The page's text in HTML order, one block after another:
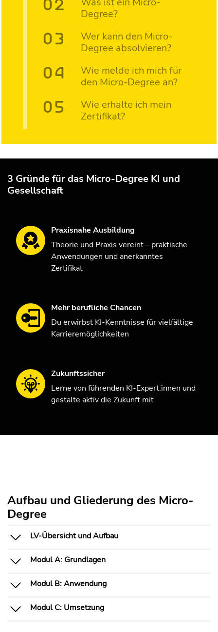
Degree?
Wer kann den Micro-
Degree absolvieren?
Wie melde ich mich für
den Micro-Degree an?
Wie erhalte ich mein
Zertifikat?
3 Gründe für das Micro-Degree KI und
Gesellschaft
Praxisnahe Ausbildung
Theorie und Praxis vereint – praktische
Anwendungen und anerkanntes
Zertifikat
Mehr berufliche Chancen
Du erwirbst KI-Kenntnisse für vielfältige
Karrieremöglichkeiten
Zukunftssicher
Lerne von führenden KI-Expert:innen und
gestalte aktiv die Zukunft mit
Aufbau und Gliederung des Micro-
Degree
LV-Übersicht und Aufbau
Modul A: Grundlagen
Modul B: Anwendung
Modul C: Umsetzung